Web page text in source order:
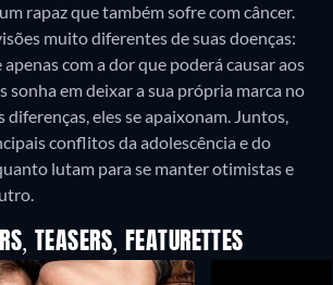
rapaz que também sofre com câncer.
muito diferentes de suas doenças:
com a dor que poderá causar aos
sonha em deixar a sua própria marca no
diferenças, eles se apaixonam. Juntos,
conflitos da adolescência e do
lutam para se manter otimistas e
TEASERS, FEATURETTES